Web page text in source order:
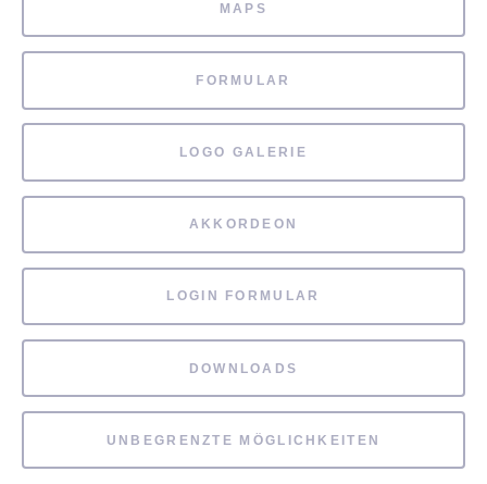
MAPS
FORMULAR
LOGO GALERIE
AKKORDEON
LOGIN FORMULAR
DOWNLOADS
UNBEGRENZTE MÖGLICHKEITEN